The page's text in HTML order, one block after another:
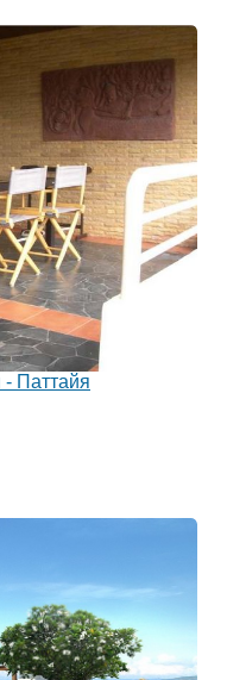
- Паттайя